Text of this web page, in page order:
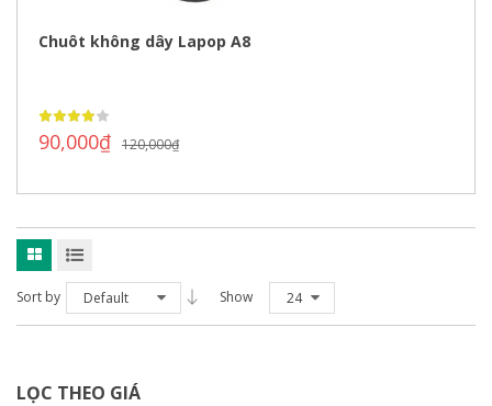
Chuôt không dây Lapop A8
120,000₫
90,000₫
Sort by Default Show 24
LỌC THEO GIÁ